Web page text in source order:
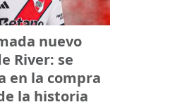
nuevo
River: se
en la compra
la historia